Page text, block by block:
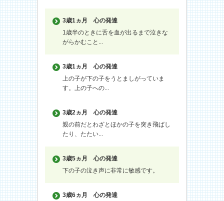
3歳1ヵ月
心の発達
1歳半のときに舌を血が出るまで泣きな
がらかむこと...
3歳1ヵ月
心の発達
上の子が下の子をうとましがっていま
す。上の子への...
3歳2ヵ月
心の発達
親の前だとわざとほかの子を突き飛ばし
たり、たたい...
3歳5ヵ月
心の発達
下の子の泣き声に非常に敏感です。
3歳6ヵ月 心の発達